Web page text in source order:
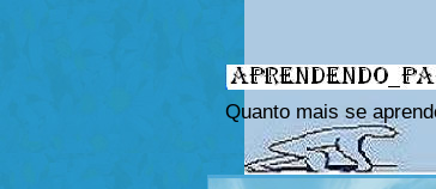
Quanto mais se